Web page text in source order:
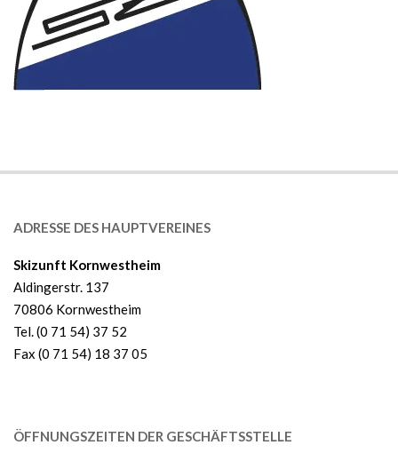
ADRESSE DES HAUPTVEREINES
Skizunft Kornwestheim
Aldingerstr. 137
70806 Kornwestheim
Tel. (0 71 54) 37 52
Fax (0 71 54) 18 37 05
ÖFFNUNGSZEITEN DER GESCHÄFTSSTELLE